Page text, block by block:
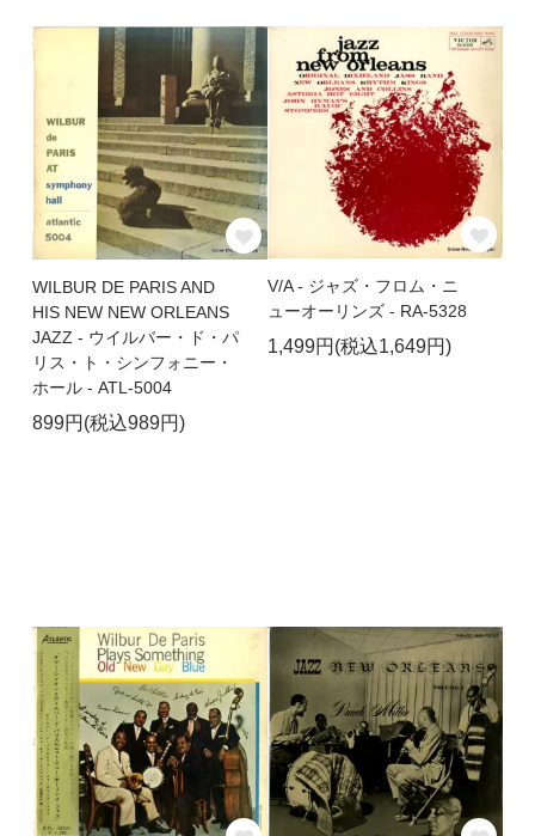
WILBUR DE PARIS AND
HIS NEW NEW ORLEANS
JAZZ - ウイルバー・ド・パ
リス・ト・シンフォニー・
ホール - ATL-5004
899円(税込989円)
V/A - ジャズ・フロム・ニ
ューオーリンズ - RA-5328
1,499円(税込1,649円)